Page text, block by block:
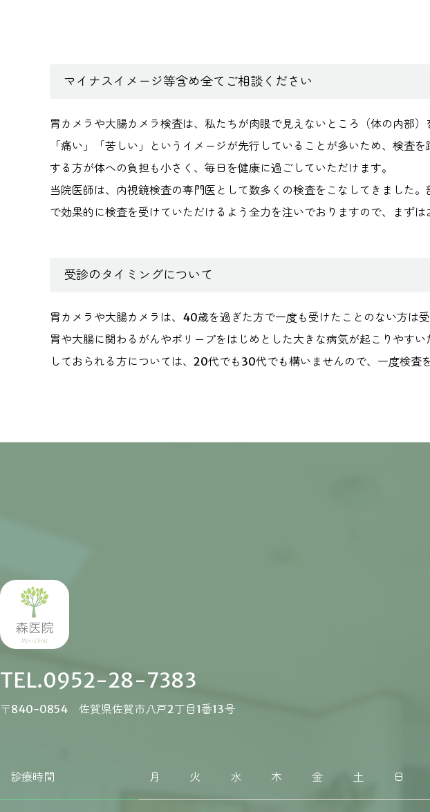
マイナスイメージ等含め全てご相談ください
胃カメラや大腸カメラ検査は、私たちが肉眼で見えないところ（体の内部）
「痛い」「苦しい」というイメージが先行していることが多いため、検査
する方が体への負担も小さく、毎日を健康に過ごしていただけます。
当院医師は、内視鏡検査の専門医として数多くの検査をこなしてきました
で効果的に検査を受けていただけるよう全力を注いでおりますので、まずは
受診のタイミングについて
胃カメラや大腸カメラは、40歳を過ぎた方で一度も受けたことのない方は受
胃や大腸に関わるがんやポリープをはじめとした大きな病気が起こりやす
しておられる方については、20代でも30代でも構いませんので、一度検査
TEL.0952-28-7383
〒840-0854 佐賀県佐賀市八戸2丁目1番13号
診療時間 月 火 水 木 金 土 日